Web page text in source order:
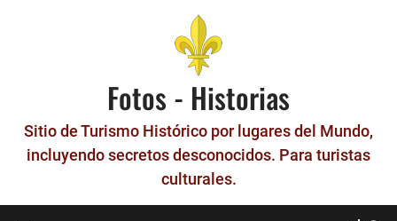
Fotos - Historias
Sitio de Turismo Histórico por lugares del Mundo,
incluyendo secretos desconocidos. Para turistas
culturales.